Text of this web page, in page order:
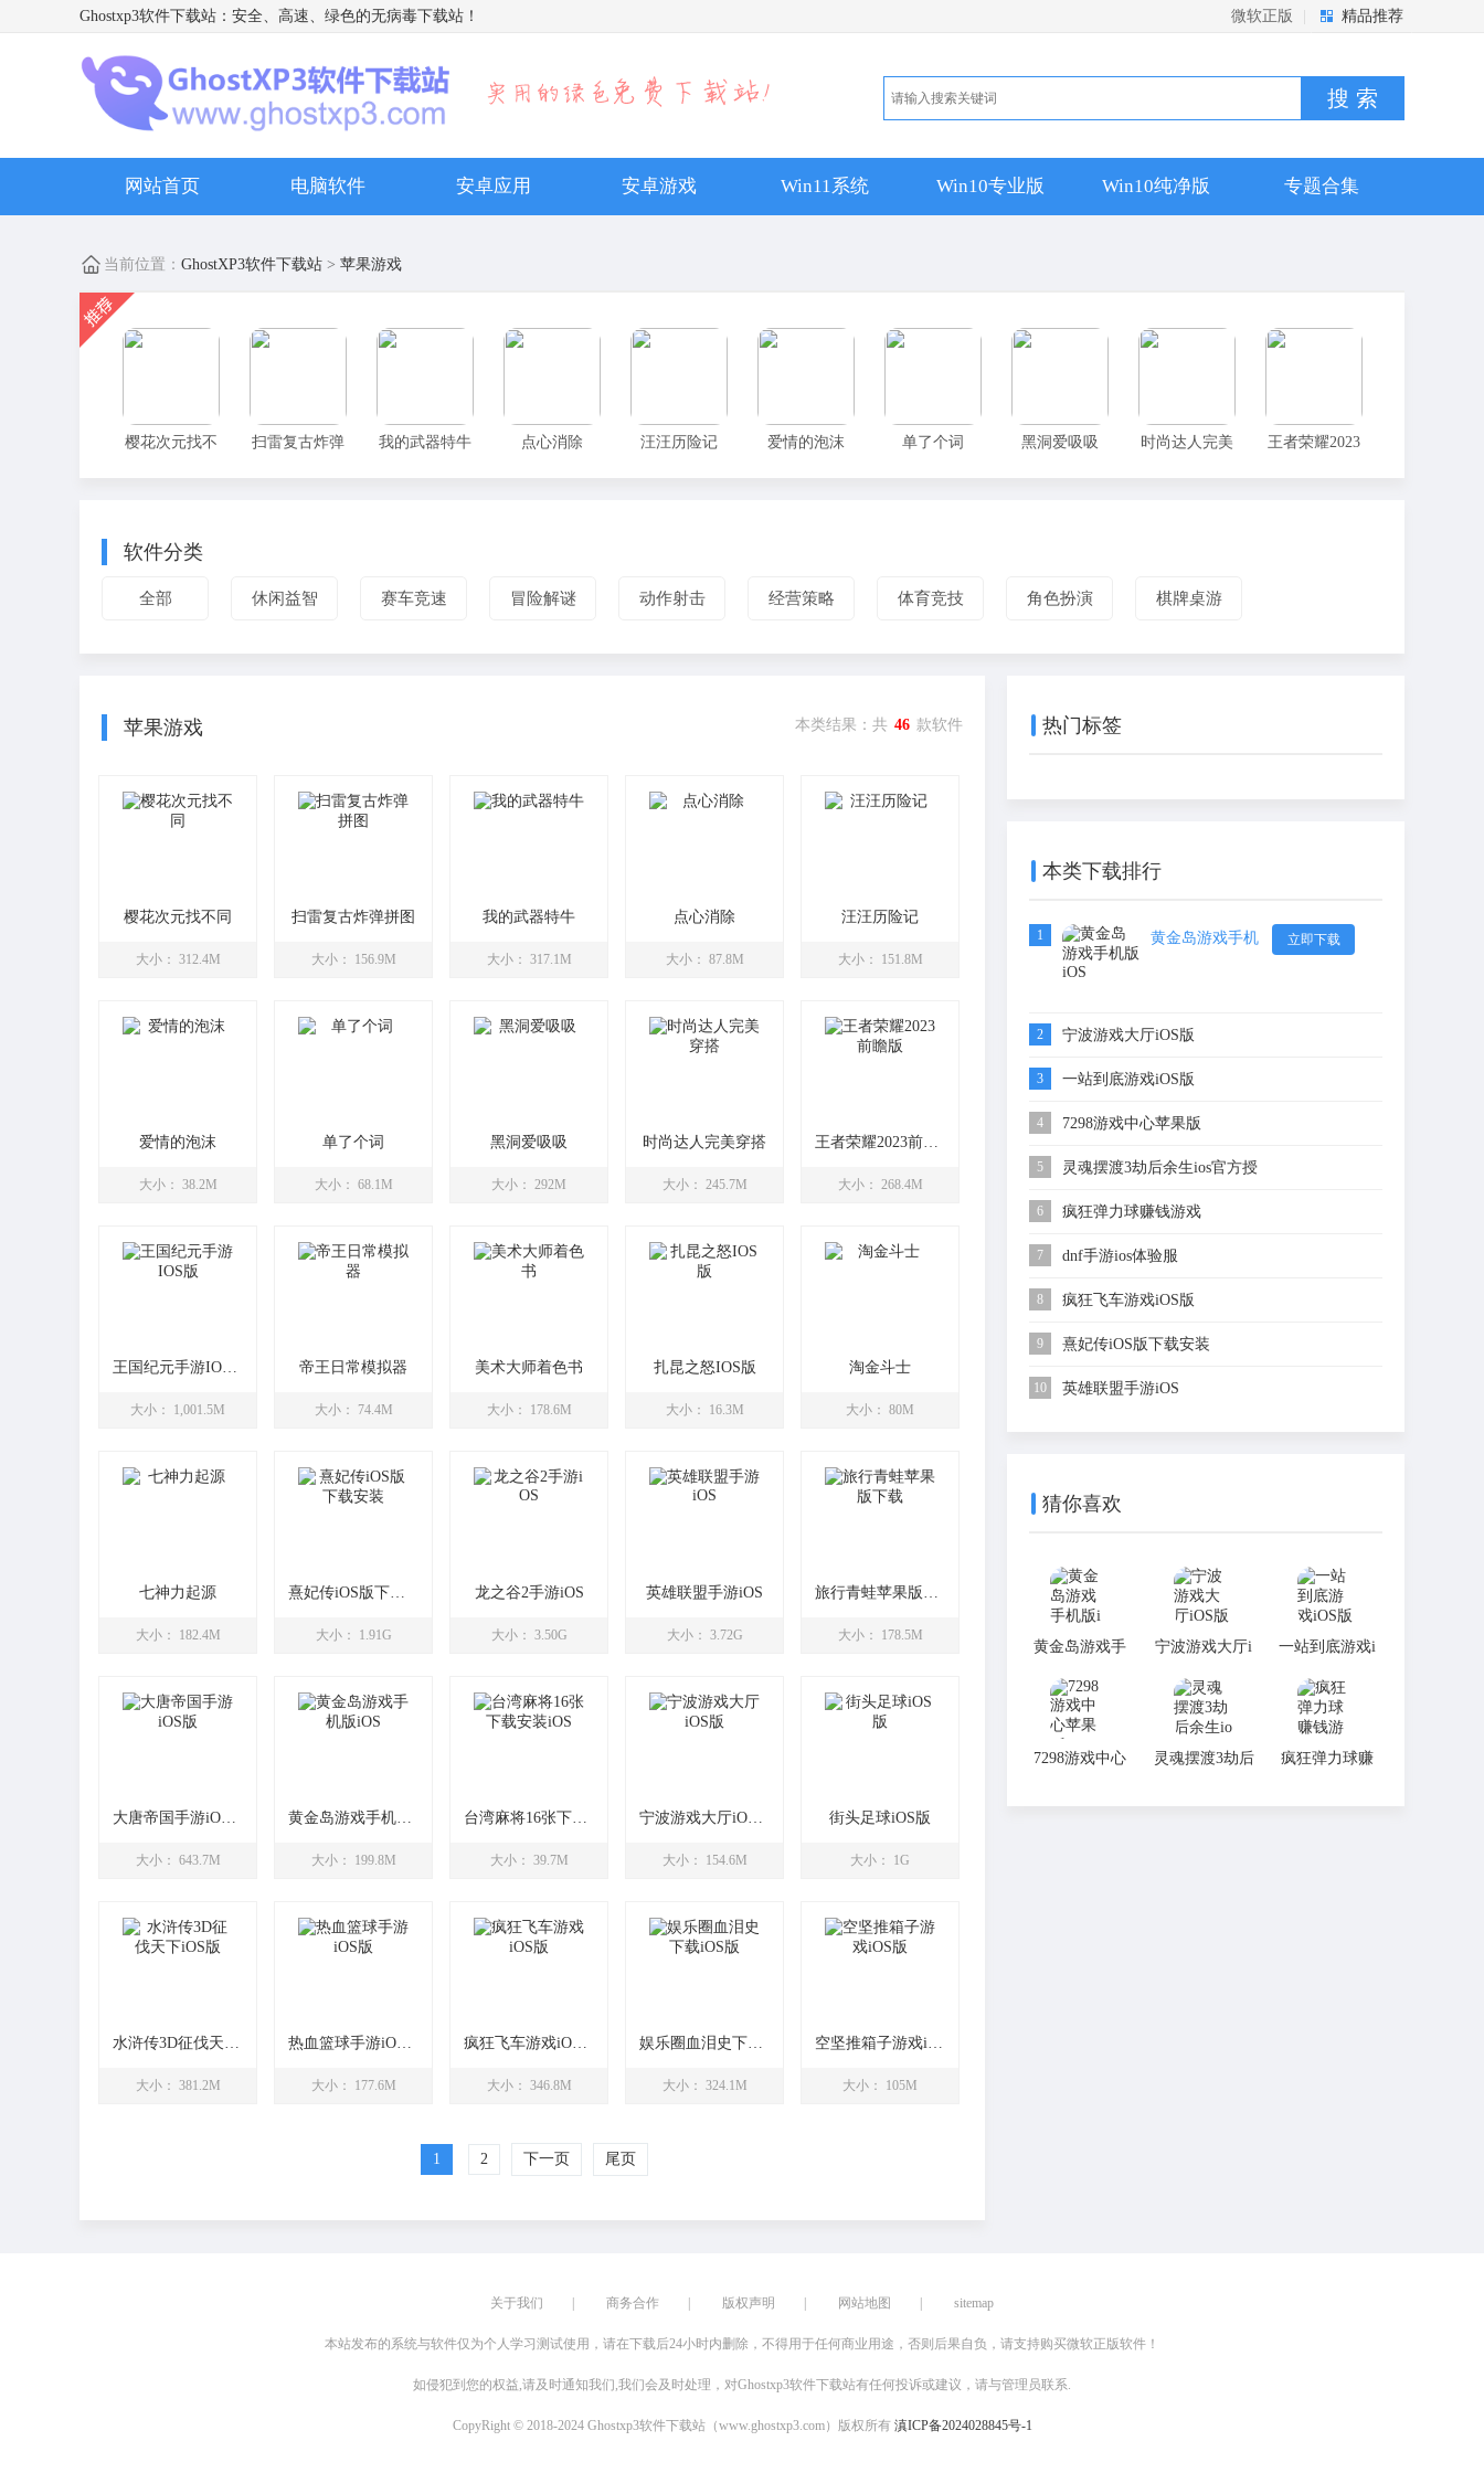
Ghostxp3软件下载站 ：安全、高速、绿色的无病毒下载站！ 微软正版 精品推荐
搜 索
网站首页 电脑软件 安卓应用 安卓游戏 Win11系统 Win10专业版 Win10纯净版 专题合集
当前位置： GhostXP3软件下载站 > 苹果游戏
樱花次元找不
扫雷复古炸弹
我的武器特牛 点心消除 汪汪历险记 爱情的泡沫 单了个词 黑洞爱吸吸
时尚达人完美
王者荣耀2023
软件分类
全部 休闲益智 赛车竞速 冒险解谜 动作射击 经营策略 体育竞技 角色扮演 棋牌桌游
苹果游戏 本类结果：共 46 款软件
樱花次元找不同
大小： 312.4M
扫雷复古炸弹拼图
大小： 156.9M
我的武器特牛
大小： 317.1M
点心消除
大小： 87.8M
汪汪历险记
大小： 151.8M
爱情的泡沫
大小： 38.2M
单了个词
大小： 68.1M
黑洞爱吸吸
大小： 292M
时尚达人完美穿搭
大小： 245.7M
王者荣耀2023前瞻版
大小： 268.4M
王国纪元手游IOS版
大小： 1,001.5M
帝王日常模拟器
大小： 74.4M
美术大师着色书
大小： 178.6M
扎昆之怒IOS版
大小： 16.3M
淘金斗士
大小： 80M
七神力起源
大小： 182.4M
熹妃传iOS版下载安装
大小： 1.91G
龙之谷2手游iOS
大小： 3.50G
英雄联盟手游iOS
大小： 3.72G
旅行青蛙苹果版下载
大小： 178.5M
大唐帝国手游iOS版
大小： 643.7M
黄金岛游戏手机版iOS
大小： 199.8M
台湾麻将16张下载安装iOS
大小： 39.7M
宁波游戏大厅iOS版
大小： 154.6M
街头足球iOS版
大小： 1G
水浒传3D征伐天下iOS版
大小： 381.2M
热血篮球手游iOS版
大小： 177.6M
疯狂飞车游戏iOS版
大小： 346.8M
娱乐圈血泪史下载iOS版
大小： 324.1M
空坚推箱子游戏iOS版
大小： 105M
1 2 下一页 尾页
热门标签
本类下载排行
1
黄金岛游戏手机
立即下载
2 宁波游戏大厅iOS版
3 一站到底游戏iOS版
4 7298游戏中心苹果版
5 灵魂摆渡3劫后余生ios官方授
权版
6 疯狂弹力球赚钱游戏
7 dnf手游ios体验服
8 疯狂飞车游戏iOS版
9 熹妃传iOS版下载安装
10 英雄联盟手游iOS
猜你喜欢
黄金岛游戏手
宁波游戏大厅i
一站到底游戏i
7298游戏中心
灵魂摆渡3劫后
疯狂弹力球赚
关于我们 商务合作 版权声明 网站地图 sitemap
本站发布的系统与软件仅为个人学习测试使用，请在下载后24小时内删除，不得用于任何商业用途，否则后果自负，请支持购买微软正版软件！
如侵犯到您的权益,请及时通知我们,我们会及时处理，对Ghostxp3软件下载站有任何投诉或建议，请与管理员联系.
CopyRight © 2018-2024 Ghostxp3软件下载站（www.ghostxp3.com）版权所有 滇ICP备2024028845号-1